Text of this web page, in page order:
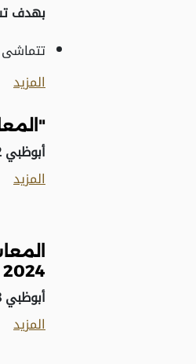
بهدف
المزيد
أبوظبي
المزيد
2024
أبوظبي
المزيد